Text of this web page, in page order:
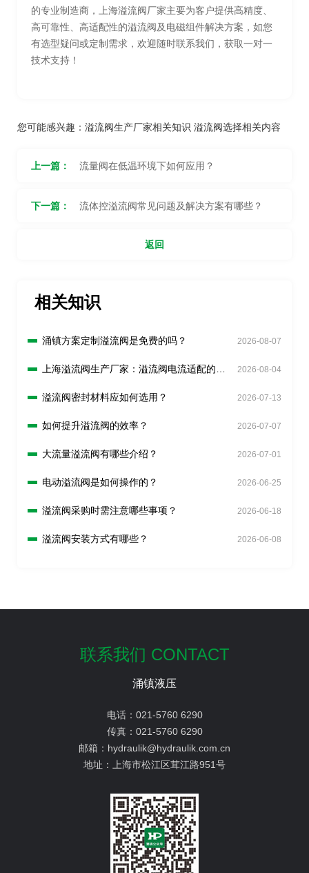
的专业制造商，上海溢流阀厂家主要为客户提供高精度、
高可靠性、高适配性的溢流阀及电磁组件解决方案，如您
有选型疑问或定制需求，欢迎随时联系我们，获取一对一
技术支持！
您可能感兴趣： 溢流阀生产厂家相关知识 溢流阀选择相关内容
上一篇： 流量阀在低温环境下如何应用？
下一篇： 流体控溢流阀常见问题及解决方案有哪些？
返回
相关知识
涌镇方案定制溢流阀是免费的吗？ 2026-08-07
上海溢流阀生产厂家：溢流阀电流适配的优
2026-08-04
溢流阀密封材料应如何选用？ 2026-07-13
如何提升溢流阀的效率？ 2026-07-07
大流量溢流阀有哪些介绍？ 2026-07-01
电动溢流阀是如何操作的？ 2026-06-25
溢流阀采购时需注意哪些事项？ 2026-06-18
溢流阀安装方式有哪些？ 2026-06-08
联系我们 CONTACT
涌镇液压
电话： 021-5760 6290
传真： 021-5760 6290
邮箱： hydraulik@hydraulik.com.cn
地址：
上海市松江区茸江路951号